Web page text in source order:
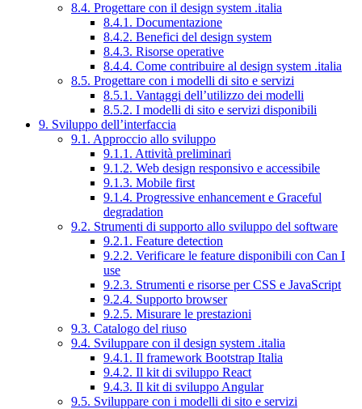
8.4. Progettare con il design system .italia
8.4.1. Documentazione
8.4.2. Benefici del design system
8.4.3. Risorse operative
8.4.4. Come contribuire al design system .italia
8.5. Progettare con i modelli di sito e servizi
8.5.1. Vantaggi dell’utilizzo dei modelli
8.5.2. I modelli di sito e servizi disponibili
9. Sviluppo dell’interfaccia
9.1. Approccio allo sviluppo
9.1.1. Attività preliminari
9.1.2. Web design responsivo e accessibile
9.1.3. Mobile first
9.1.4. Progressive enhancement e Graceful
degradation
9.2. Strumenti di supporto allo sviluppo del software
9.2.1. Feature detection
9.2.2. Verificare le feature disponibili con Can I
use
9.2.3. Strumenti e risorse per CSS e JavaScript
9.2.4. Supporto browser
9.2.5. Misurare le prestazioni
9.3. Catalogo del riuso
9.4. Sviluppare con il design system .italia
9.4.1. Il framework Bootstrap Italia
9.4.2. Il kit di sviluppo React
9.4.3. Il kit di sviluppo Angular
9.5. Sviluppare con i modelli di sito e servizi